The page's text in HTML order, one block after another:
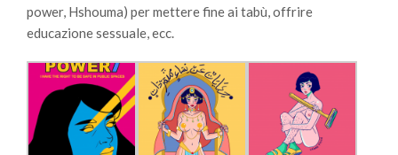
power, Hshouma) per mettere fine ai tabù, offrire
educazione sessuale, ecc.